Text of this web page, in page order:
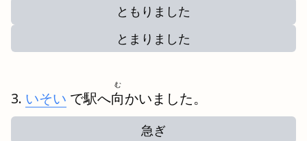
ともりました
とまりました
いそい で駅へ向
む
かいました。
急ぎ